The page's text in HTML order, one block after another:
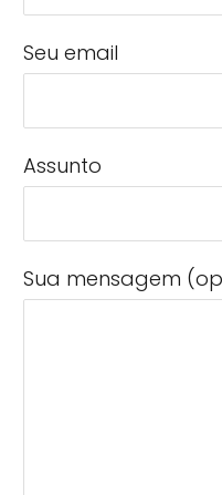
Seu email
Assunto
Sua mensagem